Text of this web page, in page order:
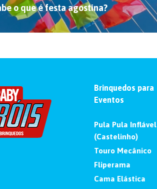
entre mães e
divertido é na Baby Heróis!
e crie uma comemoração
o que é festa agostina?
Brinquedos para
Eventos
Pula Pula Inflável
(Castelinho)
Touro Mecânico
Fliperama
Cama Elástica